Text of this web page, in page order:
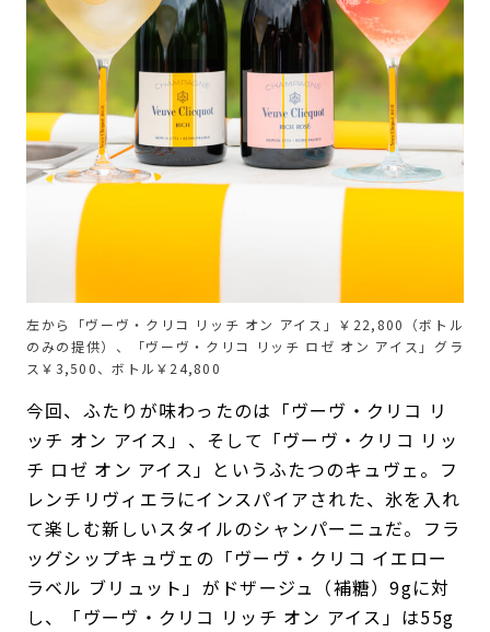
左から「ヴーヴ・クリコ リッチ オン アイス」￥22,800（ボトル
のみの提供）、「ヴーヴ・クリコ リッチ ロゼ オン アイス」グラ
ス￥3,500、ボトル￥24,800
今回、ふたりが味わったのは「ヴーヴ・クリコ リ
ッチ オン アイス」、そして「ヴーヴ・クリコ リッ
チ ロゼ オン アイス」というふたつのキュヴェ。フ
レンチリヴィエラにインスパイアされた、氷を入れ
て楽しむ新しいスタイルのシャンパーニュだ。フラ
ッグシップキュヴェの「ヴーヴ・クリコ イエロー
ラベル ブリュット」がドザージュ（補糖）9gに対
し、「ヴーヴ・クリコ リッチ オン アイス」は55g